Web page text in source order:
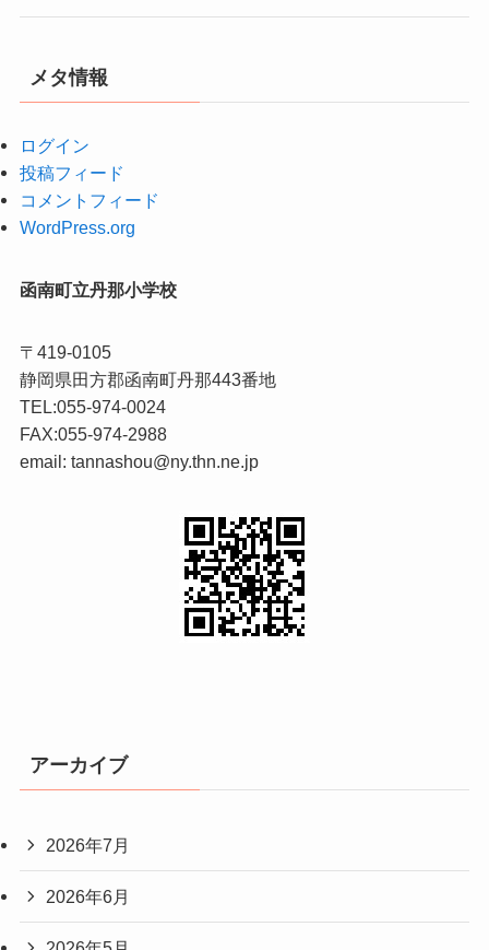
メタ情報
ログイン
投稿フィード
コメントフィード
WordPress.org
函南町立丹那小学校
〒419-0105
静岡県田方郡函南町丹那443番地
TEL:055-974-0024
FAX:055-974-2988
email: tannashou@ny.thn.ne.jp
アーカイブ
2026年7月